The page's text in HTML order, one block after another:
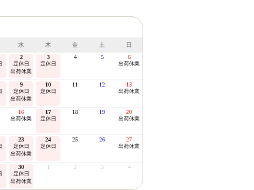
水 木 金 土
日
2
定休日
出荷休業
3
定休日
4 5 6
出荷休業
9
定休日
出荷休業
10
定休日
11 12 13
出荷休業
16
出荷休業
17
定休日
18 19 20
出荷休業
23
定休日
出荷休業
24
定休日
25 26 27
出荷休業
30
定休日
出荷休業
1 2 3 4